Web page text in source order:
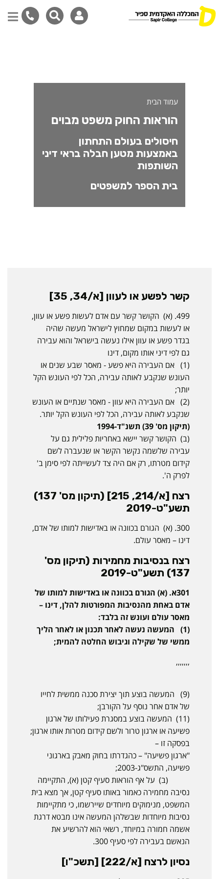
עמוד הבית
הוראות החוק משפט מבוים
חיסולים בעולם התחתון
באמצעות מטען חבלה בראי דיני
השותפות
בית הספר למשפטים
קשר לפשע או לעוון [א/34, 35]
499. (א) הקושר קשר עם אדם לעשות פשע או עוון,
או לעשות במקום שמחוץ לישראל מעשה שהיה
בגדר פשע או עוון אילו נעשה בישראל והוא עבירה
גם לפי דיני אותו מקום, דינו
(1) אם העבירה היא פשע - מאסר שבע שנים או
העונש שנקבע לאותה עבירה, הכל לפי העונש הקל
יותר;
(2) אם העבירה היא עוון - מאסר שנתיים או העונש
שנקבע לאותה עבירה, הכל לפי העונש הקל יותר.
(תיקון מס' 39) תשנ"ד-1994
(ב) הקושר קשר יישא באחריות פלילית גם על
עבירה שלשמה נקשר הקשר או שנעברה לשם
קידום מטרתו, רק אם היה צד לעשייתה לפי סימן ב'
לפרק ה'.
רצח [א/214, 215] (תיקון מס' 137)
תשע"ט-2019
300. (א) הגורם בכוונה או באדישות למותו של אדם,
דינו – מאסר עולם.
רצח בנסיבות מחמירות (תיקון מס'
137) תשע"ט-2019
301א. (א) הגורם בכוונה או באדישות למותו של
אדם באחת מהנסיבות המפורטות להלן, דינו –
מאסר עולם ועונש זה בלבד:
(1) המעשה נעשה לאחר תכנון או לאחר הליך
ממשי של שקילה וגיבוש החלטה להמית;
,,,,,,,
(9) המעשה בוצע תוך יצירת סכנה ממשית לחייו
של אדם אחר נוסף על הקורבן;
(11) המעשה בוצע במסגרת פעילותו של ארגון
פשיעה או ארגון טרור ולשם קידום מטרות אותו ארגון;
בפסקה זו –
"ארגון פשיעה" – כהגדרתו בחוק מאבק בארגוני
פשיעה, התשס"ג-2003;
(ב) על אף הוראות סעיף קטן (א), התקיימה
נסיבה מחמירה כאמור באותו סעיף קטן, אך מצא בית
המשפט, מנימוקים מיוחדים שיירשמו, כי מתקיימות
נסיבות מיוחדות שבשלהן המעשה אינו מבטא דרגת
אשמה חמורה במיוחד, רשאי הוא להרשיע את
הנאשם בעבירה לפי סעיף 300.
נסיון לרצח [א/222] [תשכ"ו]